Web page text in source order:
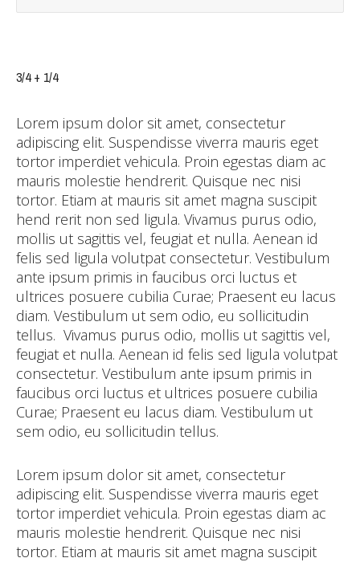
3/4 + 1/4
Lorem ipsum dolor sit amet, consectetur
adipiscing elit. Suspendisse viverra mauris eget
tortor imperdiet vehicula. Proin egestas diam ac
mauris molestie hendrerit. Quisque nec nisi
tortor. Etiam at mauris sit amet magna suscipit
hend rerit non sed ligula. Vivamus purus odio,
mollis ut sagittis vel, feugiat et nulla. Aenean id
felis sed ligula volutpat consectetur. Vestibulum
ante ipsum primis in faucibus orci luctus et
ultrices posuere cubilia Curae; Praesent eu lacus
diam. Vestibulum ut sem odio, eu sollicitudin
tellus. Vivamus purus odio, mollis ut sagittis vel,
feugiat et nulla. Aenean id felis sed ligula volutpat
consectetur. Vestibulum ante ipsum primis in
faucibus orci luctus et ultrices posuere cubilia
Curae; Praesent eu lacus diam. Vestibulum ut
sem odio, eu sollicitudin tellus.
Lorem ipsum dolor sit amet, consectetur
adipiscing elit. Suspendisse viverra mauris eget
tortor imperdiet vehicula. Proin egestas diam ac
mauris molestie hendrerit. Quisque nec nisi
tortor. Etiam at mauris sit amet magna suscipit